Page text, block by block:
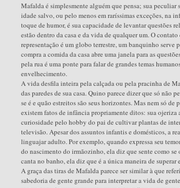
Mafalda é simplesmente alguém que pensa; sua
idade salvo, ou pelo menos em raríssimas exceções, na
toque de humor, é sua capacidade de levantar questões
estão dentro da casa e da vida de qualquer um. O
representação é um globo terrestre, um banquinho serve
compra a comida da casa abre uma janela para as
pela rua é uma ponte para falar de grandes temas
envelhecimento.
A vida desfila inteira pela calçada ou pela pracinha de
das paredes de sua casa. Quino parece dizer que só não
se é e quão estreitos são seus horizontes. Mas nem só
existem fatos de infância propriamente ditos: sua ojeriza
curiosidade pelo hobby do pai de cultivar plantas de
televisão. Apesar dos assuntos infantis e domésticos, a
linguajar adulto. Por exemplo, quando expressa seu
do nascimento do irmãozinho, ela diz que sente como
canta no banho, ela diz que é a única maneira de superar
A graça das tiras de Mafalda parece ser similar à que
sabedoria de gente grande para interpretar a vida de